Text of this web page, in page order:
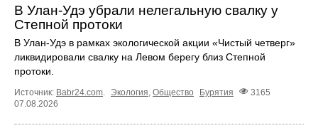
В Улан-Удэ убрали нелегальную свалку у
Степной протоки
В Улан-Удэ в рамках экологической акции «Чистый четверг»
ликвидировали свалку на Левом берегу близ Степной
протоки.
Источник: Babr24.com Экология Общество Бурятия
3165
07.08.2026